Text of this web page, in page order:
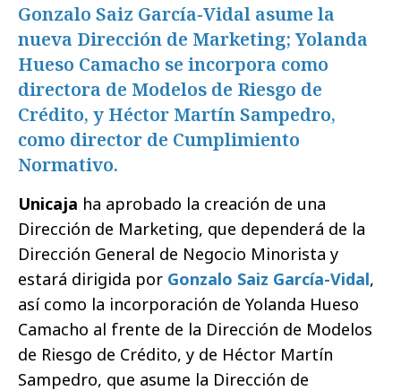
Gonzalo Saiz García‑Vidal asume la
nueva Dirección de Marketing; Yolanda
Hueso Camacho se incorpora como
directora de Modelos de Riesgo de
Crédito, y Héctor Martín Sampedro,
como director de Cumplimiento
Normativo.
Unicaja ha aprobado la creación de una
Dirección de Marketing, que dependerá de la
Dirección General de Negocio Minorista y
estará dirigida por Gonzalo Saiz García-Vidal,
así como la incorporación de Yolanda Hueso
Camacho al frente de la Dirección de Modelos
de Riesgo de Crédito, y de Héctor Martín
Sampedro, que asume la Dirección de